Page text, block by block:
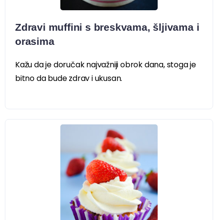
Zdravi muffini s breskvama, šljivama i
orasima
Kažu da je doručak najvažniji obrok dana, stoga je
bitno da bude zdrav i ukusan.